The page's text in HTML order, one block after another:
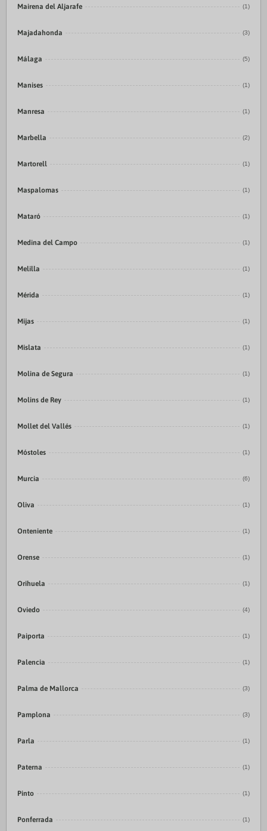
Mairena del Aljarafe (1)
Majadahonda (3)
Málaga (5)
Manises (1)
Manresa (1)
Marbella (2)
Martorell (1)
Maspalomas (1)
Mataró (1)
Medina del Campo (1)
Melilla (1)
Mérida (1)
Mijas (1)
Mislata (1)
Molina de Segura (1)
Molins de Rey (1)
Mollet del Vallés (1)
Móstoles (1)
Murcia (6)
Oliva (1)
Onteniente (1)
Orense (1)
Orihuela (1)
Oviedo (4)
Paiporta (1)
Palencia (1)
Palma de Mallorca (3)
Pamplona (3)
Parla (1)
Paterna (1)
Pinto (1)
Ponferrada (1)